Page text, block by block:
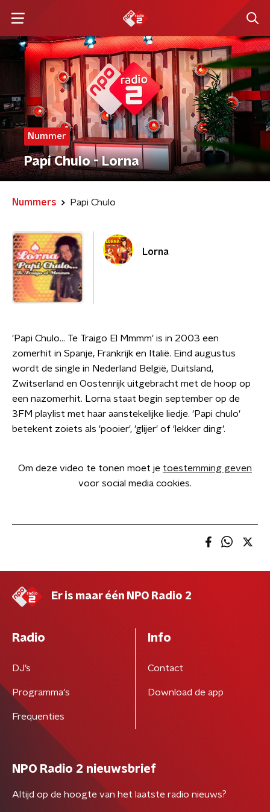
Nummer
Papi Chulo - Lorna
Nummers Papi Chulo
Lorna
'Papi Chulo... Te Traigo El Mmmm' is in 2003 een
zomerhit in Spanje, Frankrijk en Italië. Eind augustus
wordt de single in Nederland België, Duitsland,
Zwitserland en Oostenrijk uitgebracht met de hoop op
een nazomerhit. Lorna staat begin september op de
3FM playlist met haar aanstekelijke liedje. 'Papi chulo'
betekent zoiets als 'pooier', 'glijer' of 'lekker ding'.
Om deze video te tonen moet je toestemming geven
voor social media cookies.
Er is maar één NPO Radio 2
Radio
DJ’s
Programma's
Frequenties
Info
Contact
Download de app
NPO Radio 2 nieuwsbrief
Altijd op de hoogte van het laatste radio nieuws?